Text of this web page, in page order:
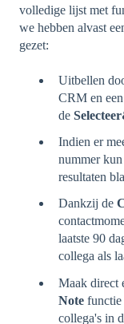
volledige lijst met
we hebben alvast
gezet:
Uitbellen
CRM en
de
Indien er
nummer
resultaten
Dankzij de
laatste 90
collega als
Maak direct
Note
collega's in